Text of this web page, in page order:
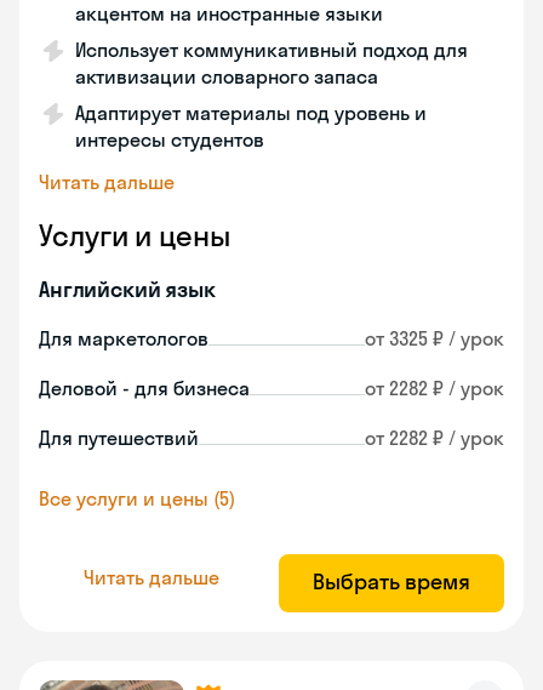
акцентом на иностранные языки
Использует коммуникативный подход для
активизации словарного запаса
Адаптирует материалы под уровень и
интересы студентов
Читать дальше
Услуги и цены
Английский язык
Для маркетологов от 3325 ₽ / урок
Деловой - для бизнеса от 2282 ₽ / урок
Для путешествий от 2282 ₽ / урок
Все услуги и цены (5)
Читать дальше Выбрать время